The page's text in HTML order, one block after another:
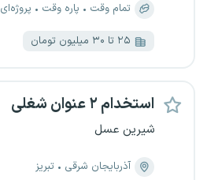
تمام وقت
پاره وقت پروژه‌ای
۲۵ تا ۳۰ میلیون تومان
استخدام ۲ عنوان شغلی
شیرین عسل
آذربایجان شرقی
تبریز